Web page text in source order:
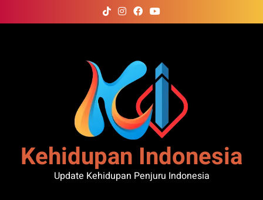
to
Kehidupan Indonesia
Update Kehidupan Penjuru Indonesia